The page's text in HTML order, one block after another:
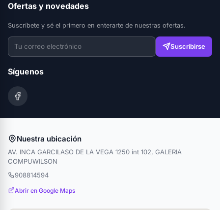
Ofertas y novedades
Suscríbete y sé el primero en enterarte de nuestras ofertas.
Suscribirse
Síguenos
Nuestra ubicación
AV. INCA GARCILASO DE LA VEGA 1250 int 102, GALERIA
COMPUWILSON
908814594
Abrir en Google Maps